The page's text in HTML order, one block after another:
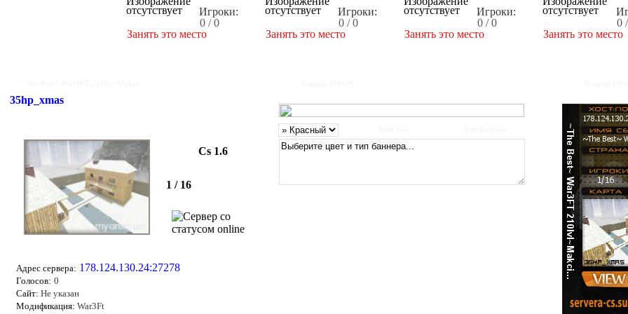
Игроки:
0 / 0
Занять это место
Игроки:
0 / 0
Занять это место
Игроки:
0 / 0
Занять это место
0
Занять это место
35hp_xmas
Cs 1.6
1 / 16
Адрес сервера: 178.124.130.24:27278
Голосов: 0
Сайт: Не указан
Модификация: War3Ft